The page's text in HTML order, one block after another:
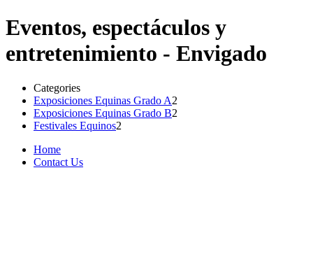
Eventos, espectáculos y
entretenimiento - Envigado
Categories
Exposiciones Equinas Grado A2
Exposiciones Equinas Grado B2
Festivales Equinos2
Home
Contact Us